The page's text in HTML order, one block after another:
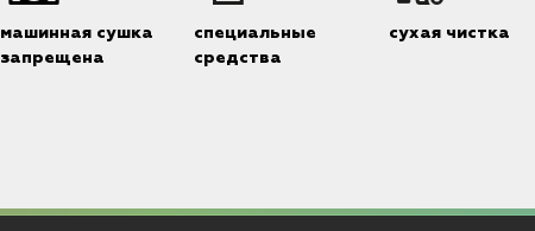
машинная сушка
запрещена
специальные
средства
сухая чистка